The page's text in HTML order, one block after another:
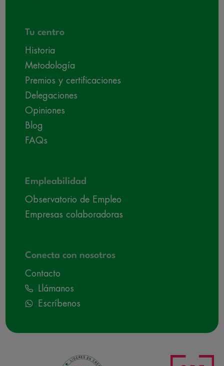
Tu centro
Historia
Metodología
Premios y certificaciones
Delegaciones
Opiniones
Blog
FAQs
Empleabilidad
Observatorio de Empleo
Empresas colaboradoras
Conecta con nosotros
Contacto
Llámanos
Escríbenos